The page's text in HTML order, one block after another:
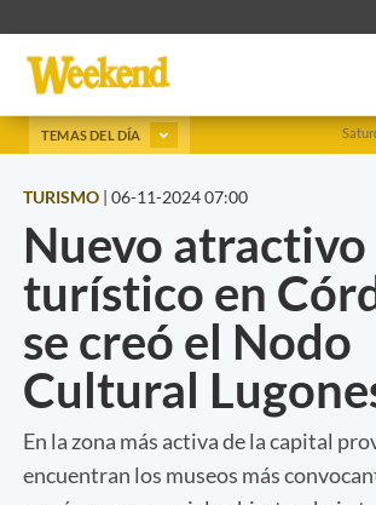
TEMAS DEL DÍA
TURISMO | 06-11-2024 07:00
Nuevo atractivo
turístico en
se creó el Nodo
Cultural
En la zona más activa de la capital
encuentran los museos más